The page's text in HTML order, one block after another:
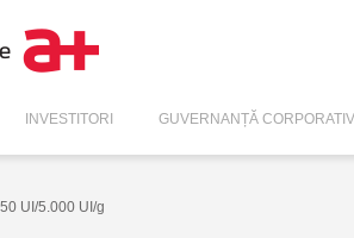
INVESTITORI GUVERNANȚĂ
UI/5.000 UI/g